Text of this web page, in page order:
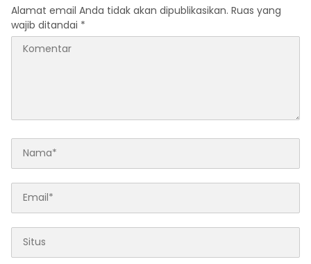
Alamat email Anda tidak akan dipublikasikan. Ruas yang
wajib ditandai *